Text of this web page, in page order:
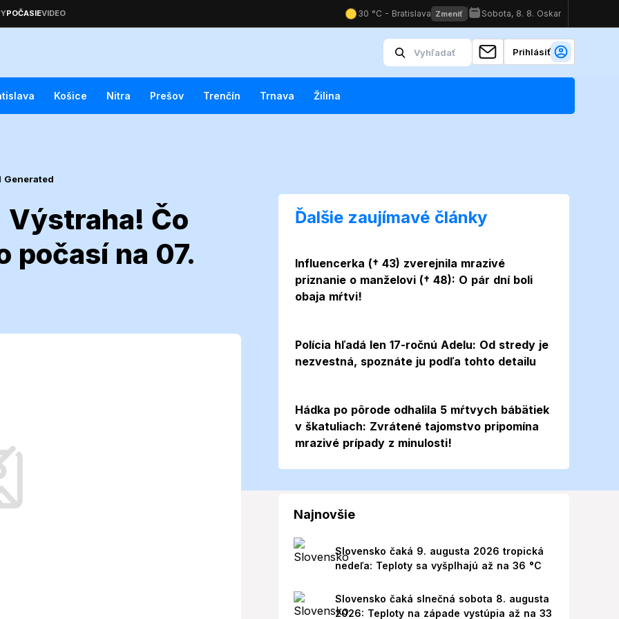
Prihlásiť
Košice Nitra Prešov Trenčín Trnava Žilina
Generated
Čo
počasí na 07.
-
mierny dážď a chladné počasie.
Ďalšie zaujímavé články
Foto
Influencerka († 43) zverejnila mrazivé
priznanie o manželovi († 48): O pár dní boli
obaja mŕtvi!
Polícia hľadá len 17-ročnú Adelu: Od stredy je
nezvestná, spoznáte ju podľa tohto detailu
Hádka po pôrode odhalila 5 mŕtvych bábätiek
v škatuliach: Zvrátené tajomstvo pripomína
mrazivé prípady z minulosti!
Najnovšie
Slovensko čaká 9. augusta 2026 tropická
nedeľa: Teploty sa vyšplhajú až na 36 °C
Slovensko čaká slnečná sobota 8. augusta
2026: Teploty na západe vystúpia až na 33